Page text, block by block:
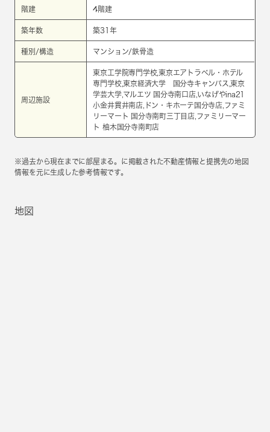
階建 4階建
築年数 築31年
種別/構造 マンション/鉄骨造
周辺施設
東京工学院専門学校,東京エアトラベル・ホテル
専門学校,東京経済大学 国分寺キャンパス,東京
学芸大学,マルエツ 国分寺南口店,いなげやina21
小金井貫井南店,ドン・キホーテ国分寺店,ファミ
リーマート 国分寺南町三丁目店,ファミリーマー
ト 柚木国分寺南町店
※過去から現在までに部屋まる。に掲載された不動産情報と提携先の地図
情報を元に生成した参考情報です。
地図